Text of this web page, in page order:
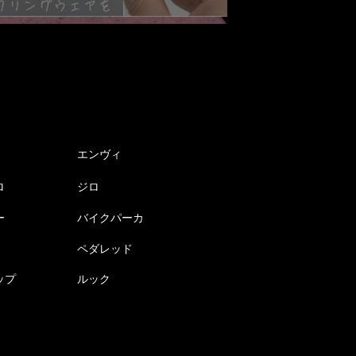
エンヴィ
ジロ
バイクパーカ
ペダレッド
プ ルック